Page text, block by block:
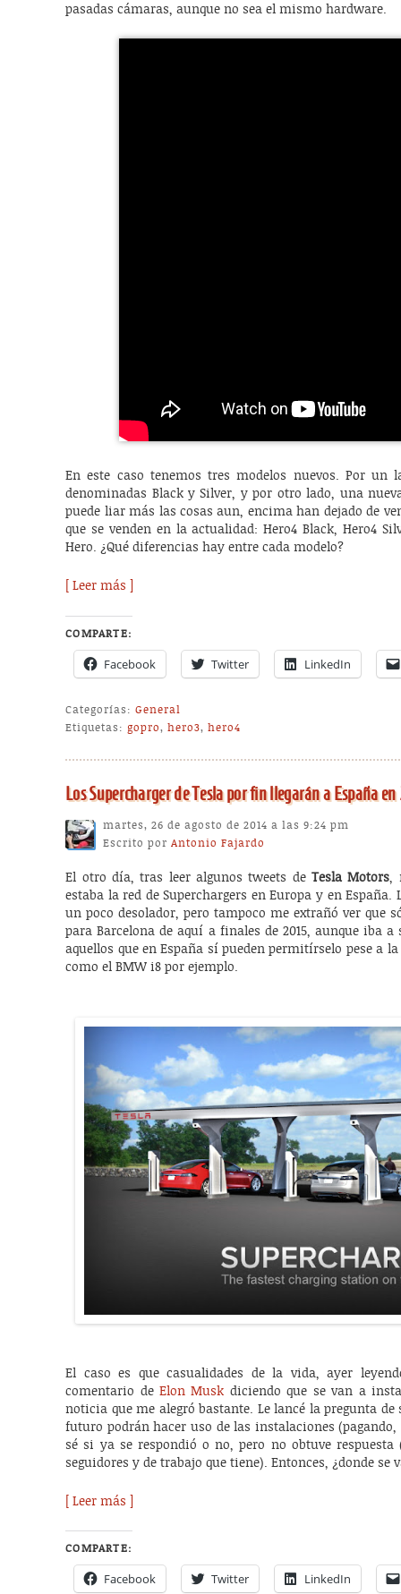
pasadas cámaras, aunque no sea el mismo hardware.
En este caso tenemos tres modelos nuevos. Por un
denominadas Black y Silver, y por otro lado, una
puede liar más las cosas aun, encima han dejado de
que se venden en la actualidad: Hero4 Black, Hero4
Hero. ¿Qué diferencias hay entre cada modelo?
[ Leer más ]
COMPARTE:
Facebook Twitter LinkedIn
Categorías: General
Etiquetas: gopro,hero3,hero4
Los Supercharger de Tesla por fin llegarán a España
martes, 26 de agosto de 2014 a las 9:24 pm
Escrito porAntonio Fajardo
El otro día, tras leer algunos tweets de Tesla Motors,
estaba la red de Superchargers en Europa y en España.
un poco desolador, pero tampoco me extrañó ver que
para Barcelona de aquí a finales de 2015, aunque iba
aquellos que en España sí pueden permitírselo pese a
como el BMW i8 por ejemplo.
El caso es que casualidades de la vida, ayer
comentario deElon Musk diciendo que se van a
noticia que me alegró bastante. Le lancé la pregunta
futuro podrán hacer uso de las instalaciones
sé si ya se respondió o no, pero no obtuve
seguidores y de trabajo que tiene). Entonces, ¿donde se
[ Leer más ]
COMPARTE:
Facebook Twitter LinkedIn